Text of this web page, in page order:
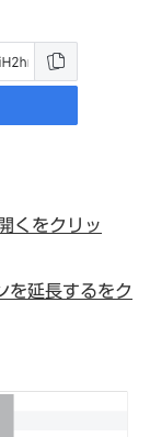
くをクリッ
を延長するをク